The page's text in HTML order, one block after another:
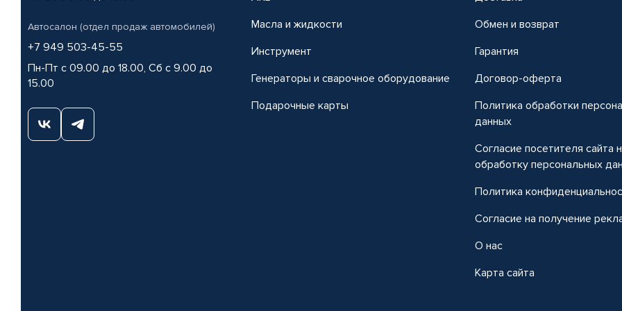
Автосалон (отдел продаж автомобилей)
+7 949 503-45-55
Пн-Пт с 09.00 до 18.00, Сб с 9.00 до
15.00
Масла и жидкости
Инструмент
Генераторы и сварочное оборудование
Подарочные карты
Обмен и возврат
Гарантия
Договор-оферта
Политика обработки
данных
Согласие посетителя сайта
обработку персональных
Политика
Согласие на получение
О нас
Карта сайта